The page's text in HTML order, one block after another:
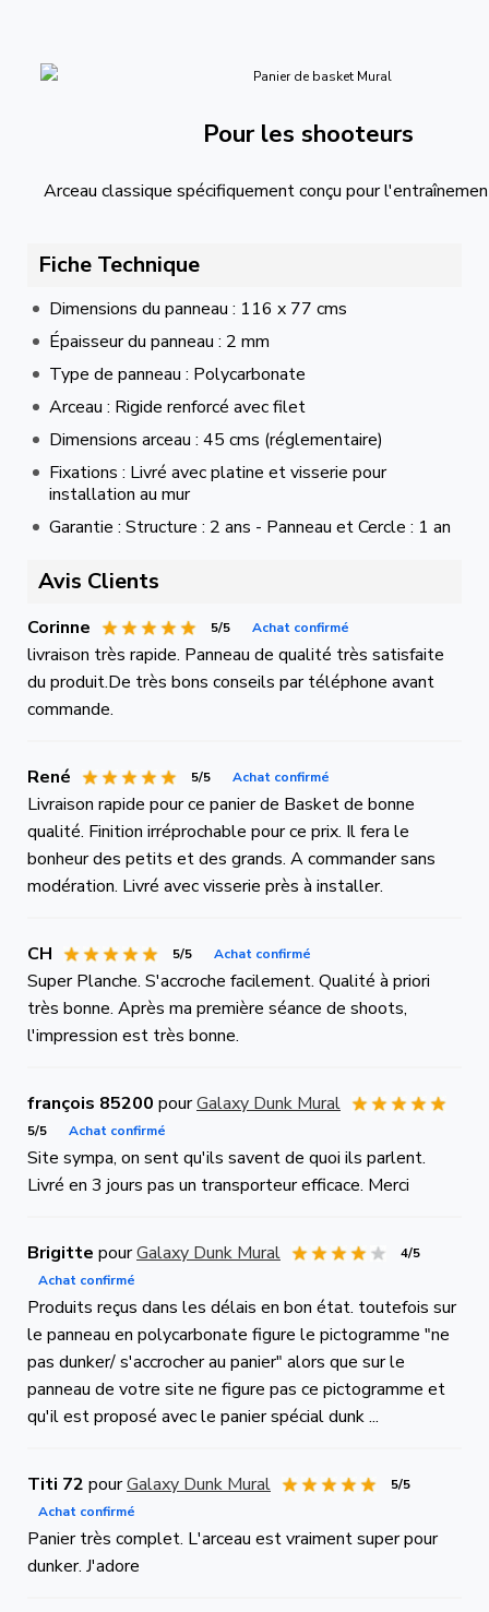
Pour les shooteurs
Arceau classique spécifiquement conçu pour
Fiche Technique
Dimensions du panneau : 116 x 77 cms
Épaisseur du panneau : 2 mm
Type de panneau : Polycarbonate
Arceau : Rigide renforcé avec filet
Dimensions arceau : 45 cms (réglementaire)
Fixations : Livré avec platine et visserie pour
installation au mur
Garantie : Structure : 2 ans - Panneau et Cercle : 1 an
Avis Clients
Corinne 5/5 Achat confirmé
livraison très rapide. Panneau de qualité très satisfaite
du produit.De très bons conseils par téléphone avant
commande.
René 5/5 Achat confirmé
Livraison rapide pour ce panier de Basket de bonne
qualité. Finition irréprochable pour ce prix. Il fera le
bonheur des petits et des grands. A commander sans
modération. Livré avec visserie près à installer.
CH 5/5 Achat confirmé
Super Planche. S'accroche facilement. Qualité à priori
très bonne. Après ma première séance de shoots,
l'impression est très bonne.
françois 85200 pourGalaxy Dunk Mural
5/5 Achat confirmé
Site sympa, on sent qu'ils savent de quoi ils parlent.
Livré en 3 jours pas un transporteur efficace. Merci
Brigitte pourGalaxy Dunk Mural
4/5
Achat confirmé
Produits reçus dans les délais en bon état. toutefois sur
le panneau en polycarbonate figure le pictogramme "ne
pas dunker/ s'accrocher au panier" alors que sur le
panneau de votre site ne figure pas ce pictogramme et
qu'il est proposé avec le panier spécial dunk ...
Titi 72 pourGalaxy Dunk Mural
5/5
Achat confirmé
Panier très complet. L'arceau est vraiment super pour
dunker. J'adore